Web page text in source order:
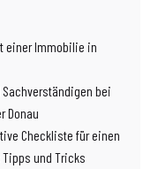
einer Immobilie in
Sachverständigen bei
Donau
Checkliste für einen
und Tricks